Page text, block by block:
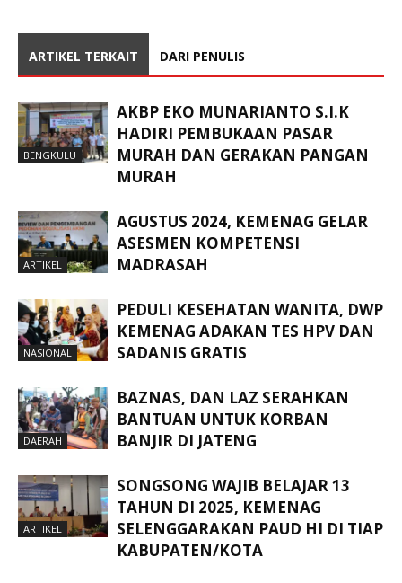
ARTIKEL TERKAIT DARI PENULIS
BENGKULU
AKBP EKO MUNARIANTO S.I.K
HADIRI PEMBUKAAN PASAR
MURAH DAN GERAKAN PANGAN
MURAH
ARTIKEL
AGUSTUS 2024, KEMENAG GELAR
ASESMEN KOMPETENSI
MADRASAH
NASIONAL
PEDULI KESEHATAN WANITA, DWP
KEMENAG ADAKAN TES HPV DAN
SADANIS GRATIS
DAERAH
BAZNAS, DAN LAZ SERAHKAN
BANTUAN UNTUK KORBAN
BANJIR DI JATENG
ARTIKEL
SONGSONG WAJIB BELAJAR 13
TAHUN DI 2025, KEMENAG
SELENGGARAKAN PAUD HI DI TIAP
KABUPATEN/KOTA